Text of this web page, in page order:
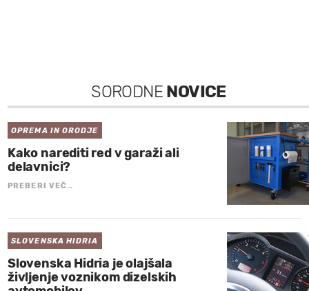
SORODNE NOVICE
OPREMA IN ORODJE
Kako narediti red v garaži ali
delavnici?
PREBERI VEČ…
SLOVENSKA HIDRIA
Slovenska Hidria je olajšala
življenje voznikom dizelskih